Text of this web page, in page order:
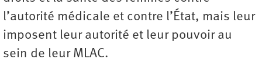
l’autorité médicale et contre l’État, mais leur
imposent leur autorité et leur pouvoir au
sein de leur MLAC.